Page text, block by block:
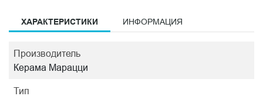
ХАРАКТЕРИСТИКИ ИНФОРМАЦИЯ
Производитель
Керама Марацци
Тип